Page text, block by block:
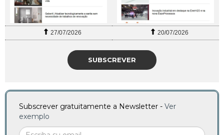
27/07/2026 20/07/2026
SUBSCREVER
Subscrever gratuitamente a Newsletter - Ver
exemplo